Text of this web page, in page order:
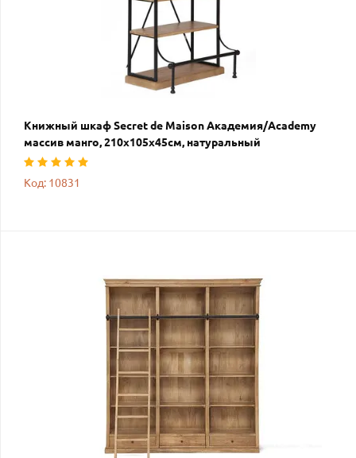
Книжный шкаф Secret de Maison Академия/Academy
массив манго, 210х105х45см, натуральный
Код: 10831